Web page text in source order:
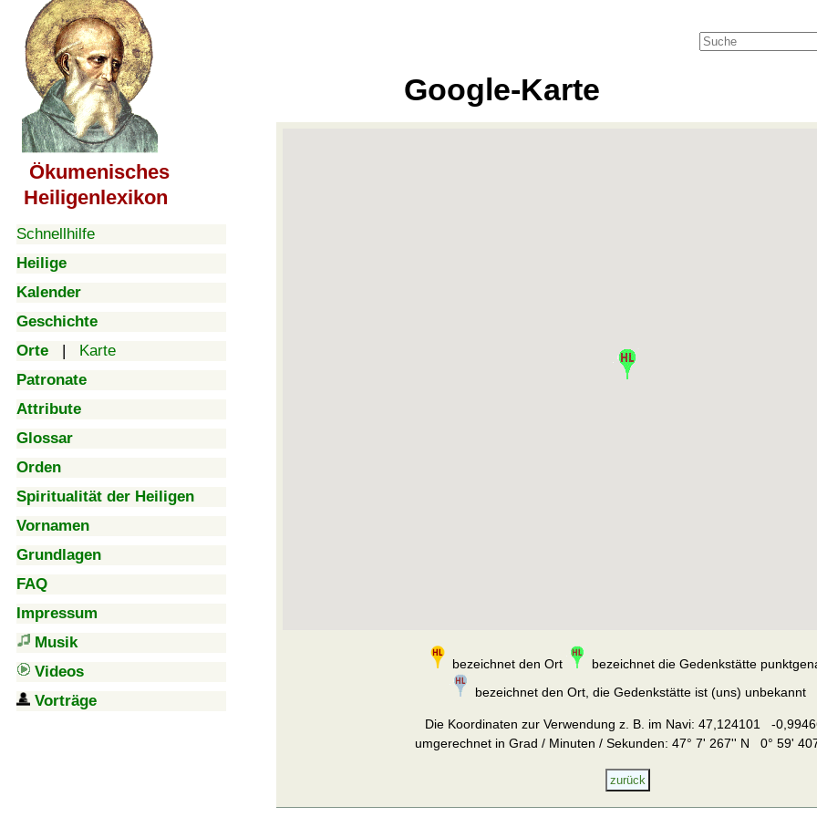
Ökumenisches
Heiligenlexikon
Schnellhilfe
Heilige
Kalender
Geschichte
Orte | Karte
Patronate
Attribute
Glossar
Orden
Spiritualität der Heiligen
Vornamen
Grundlagen
FAQ
Impressum
Musik
Videos
Vorträge
Google-Karte
bezeichnet den Ort
bezeichnet die Gedenkstätte
bezeichnet den Ort, die Gedenkstätte ist (uns) unbekannt
Die Koordinaten zur Verwendung z. B. im Navi: 47,124101 -
umgerechnet in Grad / Minuten / Sekunden: 47° 7' 267'' N 0° 59'